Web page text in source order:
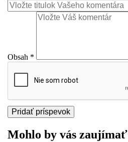
Obsah *
Mohlo by vás zaujímať